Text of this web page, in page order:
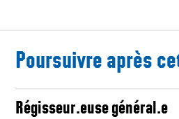
Poursuivre après
Régisseur.euse général.e